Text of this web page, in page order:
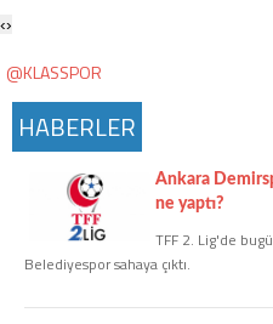
Instagram
Hakkımızda
Hakkımızda
‹›
@KLASSPOR
HABERLER
Ankara
ne yaptı?
TFF 2. Lig'de
Belediyespor sahaya çıktı.